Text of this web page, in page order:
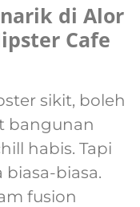
di Alor
Cafe
sikit, boleh
bangunan
habis. Tapi
biasa.
fusion